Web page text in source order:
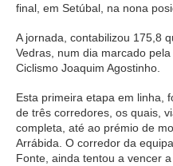
final, em Setúbal, na nona
A jornada, contabilizou 175,8
Vedras, num dia marcado
Ciclismo Joaquim Agostinho.
Esta primeira etapa em linha,
de três corredores, os quais,
completa, até ao prémio de
Arrábida. O corredor da
Fonte, ainda tentou a vencer